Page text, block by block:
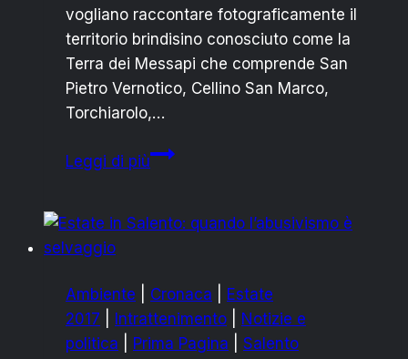
vogliano raccontare fotograficamente il
territorio brindisino conosciuto come la
Terra dei Messapi che comprende San
Pietro Vernotico, Cellino San Marco,
Torchiarolo,…
Leggi di piùSan
parte
fotografico
“Tonio
Rella”
Ambiente Cronaca
Estate
2017
Intrattenimento
Notizie e
politica
Prima Pagina Salento